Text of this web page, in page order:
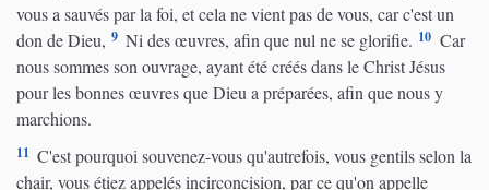
vous a sauvés par la foi, et cela ne vient pas de vous, car c'est un
don de Dieu, 9 Ni des œuvres, afin que nul ne se glorifie. 10 Car
nous sommes son ouvrage, ayant été créés dans le Christ Jésus
pour les bonnes œuvres que Dieu a préparées, afin que nous y
marchions.
11 C'est pourquoi souvenez-vous qu'autrefois, vous gentils selon la
chair, vous étiez appelés incirconcision, par ce qu'on appelle